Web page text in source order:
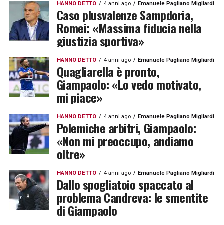
HANNO DETTO 4 anni ago Emanuele Pagliano Migliardi
Caso plusvalenze Sampdoria,
Romei: «Massima fiducia nella
giustizia sportiva»
HANNO DETTO 4 anni ago Emanuele Pagliano Migliardi
Quagliarella è pronto,
Giampaolo: «Lo vedo motivato,
mi piace»
HANNO DETTO 4 anni ago Emanuele Pagliano Migliardi
Polemiche arbitri, Giampaolo:
«Non mi preoccupo, andiamo
oltre»
HANNO DETTO 4 anni ago Emanuele Pagliano Migliardi
Dallo spogliatoio spaccato al
problema Candreva: le smentite
di Giampaolo